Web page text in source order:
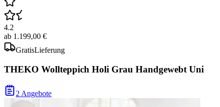
4.2
ab 1.199,00 €
GratisLieferung
THEKO Wollteppich Holi Grau Handgewebt Uni
2 Angebote